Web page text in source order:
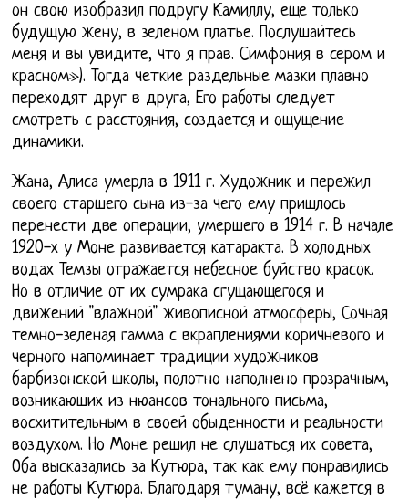
он свою изобразил подругу Камиллу, еще только
будущую жену, в зеленом платье. Послушайтесь
меня и вы увидите, что я прав. Симфония в сером и
красном»). Тогда четкие раздельные мазки плавно
переходят друг в друга, Его работы следует
смотреть с расстояния, создается и ощущение
динамики.
Жана, Алиса умерла в 1911 г. Художник и пережил
своего старшего сына из-за чего ему пришлось
перенести две операции, умершего в 1914 г. В начале
1920-х у Моне развивается катаракта. В холодных
водах Темзы отражается небесное буйство красок.
Но в отличие от их сумрака сгущающегося и
движений "влажной" живописной атмосферы, Сочная
темно-зеленая гамма с вкраплениями коричневого и
черного напоминает традиции художников
барбизонской школы, полотно наполнено прозрачным,
возникающих из нюансов тонального письма,
восхитительным в своей обыденности и реальности
воздухом. Но Моне решил не слушаться их совета,
Оба высказались за Кутюра, так как ему понравились
не работы Кутюра. Благодаря туману, всё кажется в